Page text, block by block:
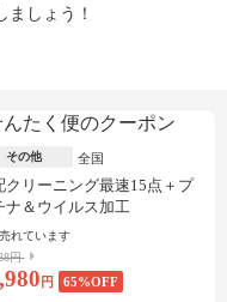
しょう！
その他 全国
クリーニング最速15点＋プ
ナ＆ウイルス加工
れています
円
円 65%OFF